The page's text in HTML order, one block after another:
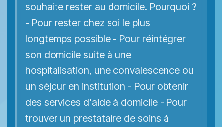
souhaite rester au domicile. Pourquoi ?
- Pour rester chez soi le plus
longtemps possible - Pour réintégrer
son domicile suite à une
hospitalisation, une convalescence ou
un séjour en institution - Pour obtenir
des services d'aide à domicile - Pour
trouver un prestataire de soins à